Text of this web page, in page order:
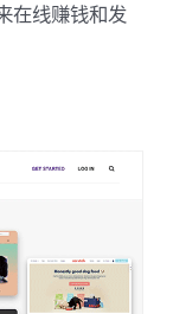
在线赚钱和发